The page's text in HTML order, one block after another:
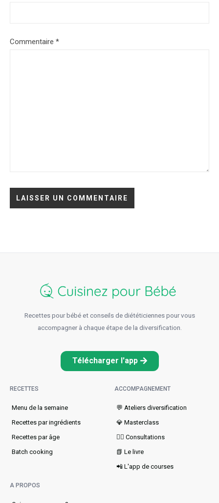
Commentaire *
Recettes pour bébé et conseils de diététiciennes pour vous
accompagner à chaque étape de la diversification.
Télécharger l'app
RECETTES
Menu de la semaine​
Recettes par ingrédients
Recettes par âge
Batch cooking
ACCOMPAGNEMENT
💬 Ateliers diversification
💎 Masterclass
👩‍⚕️ Consultations
📗 Le livre
📲 L'app de courses
A PROPOS